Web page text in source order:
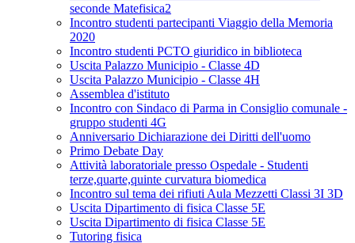
seconde Matefisica2
Incontro studenti partecipanti Viaggio della Memoria
2020
Incontro studenti PCTO giuridico in biblioteca
Uscita Palazzo Municipio - Classe 4D
Uscita Palazzo Municipio - Classe 4H
Assemblea d'istituto
Incontro con Sindaco di Parma in Consiglio comunale -
gruppo studenti 4G
Anniversario Dichiarazione dei Diritti dell'uomo
Primo Debate Day
Attività laboratoriale presso Ospedale - Studenti
terze,quarte,quinte curvatura biomedica
Incontro sul tema dei rifiuti Aula Mezzetti Classi 3I 3D
Uscita Dipartimento di fisica Classe 5E
Uscita Dipartimento di fisica Classe 5E
Tutoring fisica